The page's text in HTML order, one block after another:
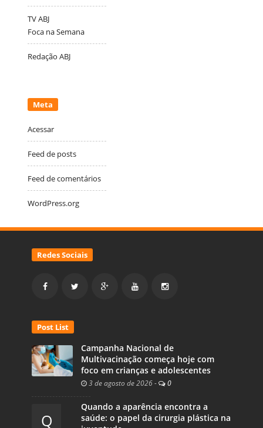
TV ABJ
Foca na Semana
Redação ABJ
Meta
Acessar
Feed de posts
Feed de comentários
WordPress.org
Redes Sociais
Post List
Campanha Nacional de
Multivacinação começa hoje com
foco em crianças e adolescentes
3 de agosto de 2026 - 0
Q
Quando a aparência encontra a
saúde: o papel da cirurgia plástica na